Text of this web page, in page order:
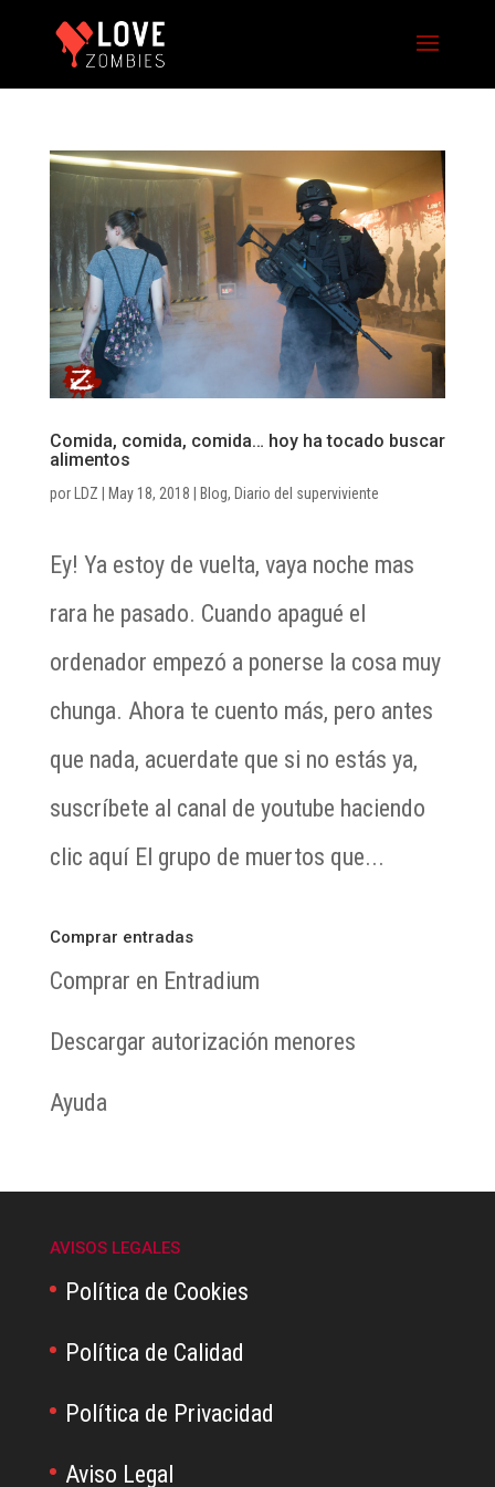
Comida, comida, comida… hoy ha tocado buscar
alimentos
por LDZ May 18, 2018 Blog, Diario del superviviente
Ey! Ya estoy de vuelta, vaya noche mas
rara he pasado. Cuando apagué el
ordenador empezó a ponerse la cosa muy
chunga. Ahora te cuento más, pero antes
que nada, acuerdate que si no estás ya,
suscríbete al canal de youtube haciendo
clic aquí El grupo de muertos que...
Comprar entradas
Comprar en Entradium
Descargar autorización menores
Ayuda
AVISOS LEGALES
Política de Cookies
Política de Calidad
Política de Privacidad
Aviso Legal